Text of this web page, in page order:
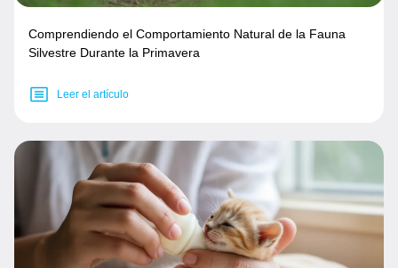
Comprendiendo el Comportamiento Natural de la Fauna
Silvestre Durante la Primavera
Leer el artículo